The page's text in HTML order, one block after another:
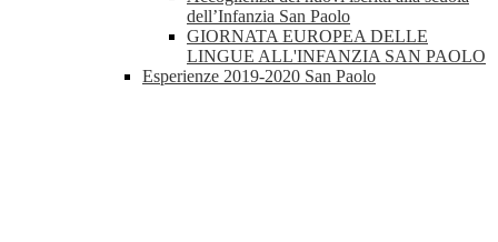
dell’Infanzia San Paolo
GIORNATA EUROPEA DELLE
LINGUE ALL'INFANZIA SAN PAOLO
Esperienze 2019-2020 San Paolo